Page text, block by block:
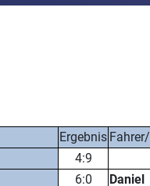
Ergebnis
4:9
6:0 Daniel